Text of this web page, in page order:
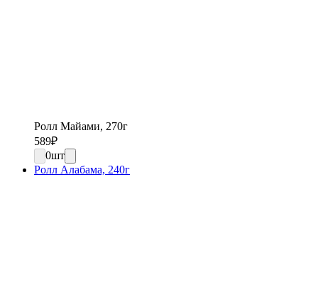
Ролл Майами, 270г
589₽
0шт
Ролл Алабама, 240г